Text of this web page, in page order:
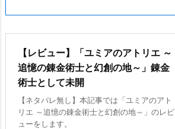
【レビュー】「ユミアのアトリエ ～
追憶の錬金術士と幻創の地～」錬金
術士として未開
【ネタバレ無し】本記事では「ユミアのアト
リエ ～追憶の錬金術士と幻創の地～」のレビ
ューをします。